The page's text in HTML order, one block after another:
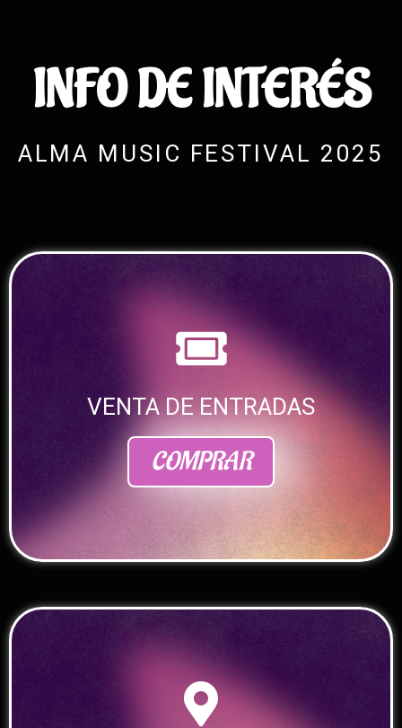
INFO DE INTERÉS
ALMA MUSIC FESTIVAL 2025
VENTA DE ENTRADAS
COMPRAR